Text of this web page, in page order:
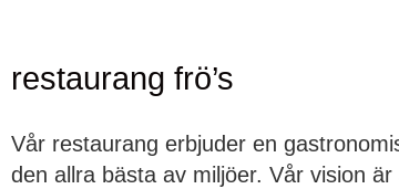
restaurang frö’s
Vår restaurang erbjuder en
den allra bästa av miljöer. Vår vision